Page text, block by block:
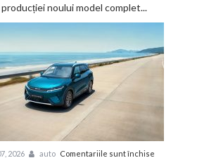
BMW
renunță
și
noului model complet...
2026 auto Comentariile sunt închise